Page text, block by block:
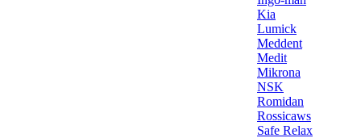
Kia
Lumick
Meddent
Medit
Mikrona
NSK
Romidan
Rossicaws
Safe Relax